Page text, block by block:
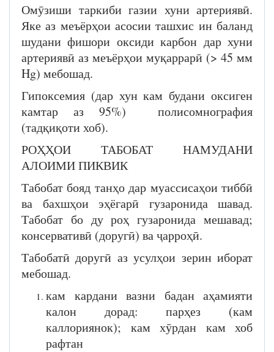
Омӯзиши таркиби газии хуни артериявӣ.
Яке аз меъёрҳои асосии ташхис ин баланд
шудани фишори оксиди карбон дар хуни
артериявӣ аз меъёрҳои муқаррарӣ (> 45 мм
Hg) мебошад.
Гипоксемия (дар хун кам будани оксиген
камтар аз 95%) полисомнография
(тадқиқоти хоб).
РОҲҲОИ ТАБОБАТ НАМУДАНИ
АЛОИМИ ПИКВИК
Табобат бояд танҳо дар муассисаҳои тиббӣ
ва бахшҳои эҳёгарӣ гузаронида шавад.
Табобат бо ду роҳ гузаронида мешавад;
консервативӣ (доругӣ) ва ҷарроҳӣ.
Табобатӣ доругӣ аз усулҳои зерин иборат
мебошад.
кам кардани вазни бадан аҳамияти
калон дорад: парҳез (кам
каллориянок); кам хӯрдан кам хоб
рафтан